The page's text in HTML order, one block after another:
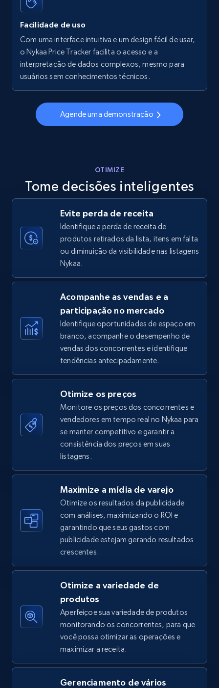
more.
Walmart - products - Collects products by
specific keywords
URL, Final price, Sku, Currency, Gtin,
Specifications, Image urls, Top reviews, and
using sku numbers
URL, Final price, Sku, Currency, Gtin,
Specifications, Image urls, Top reviews, and
5.6K+ 875+ Comece agora
TikTok Shop
URL, Title, Available, Description, Currency, Initial
price, Final price, Discount percent, and more.
5.4K+ 667+ Comece agora
TikTok Shop - category
URL, Title, Available, Description, Currency, Initial
price, Final price, Discount percent, and more.
TikTok Shop - Collect TikTok shop products
by keywords search
URL, Title, Available, Description, Currency, Initial
price, Final price, Discount percent, and more.
TikTok Shop - discover records by shop url
price, Final price, Discount percent, and more.
Facilidade de uso
Com uma interface intuitiva e um design fácil de usar,
o Nykaa Price Tracker facilita o acesso e a
interpretação de dados complexos, mesmo para
usuários sem conhecimentos técnicos.
Agende uma demonstração
OTIMIZE
Tome decisões inteligentes
Evite perda de receita
Identifique a perda de receita de
produtos retirados da lista, itens em falta
ou diminuição da visibilidade nas listagens
Nykaa.
Acompanhe as vendas e a
participação no mercado
Identifique oportunidades de espaço em
branco, acompanhe o desempenho de
vendas dos concorrentes e identifique
tendências antecipadamente.
Otimize os preços
Monitore os preços dos concorrentes e
vendedores em tempo real no Nykaa para
se manter competitivo e garantir a
consistência dos preços em suas
listagens.
Maximize a mídia de varejo
Otimize os resultados da publicidade
com análises, maximizando o ROI e
garantindo que seus gastos com
publicidade estejam gerando resultados
crescentes.
Otimize a variedade de
produtos
Aperfeiçoe sua variedade de produtos
monitorando os concorrentes, para que
você possa otimizar as operações e
maximizar a receita.
Gerenciamento de vários